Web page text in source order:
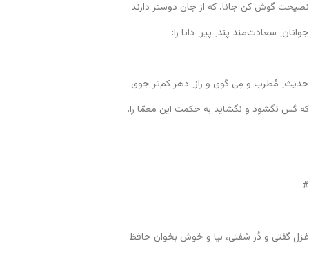
نصیحت گوش کن جانا، که از جان دوستَر دارند
جوانان ِ سعادت‌مند پند ِ پیر ِ دانا را:
حدیث ِ مُطرب و مِی گوی و راز ِ دهر کم‌تر جوی
که کَس نگشود و نگشاید به حکمت این معمّا را.
#
غزل گفتی و دُر سُفتی، بیا و خوش بخوان حافظ